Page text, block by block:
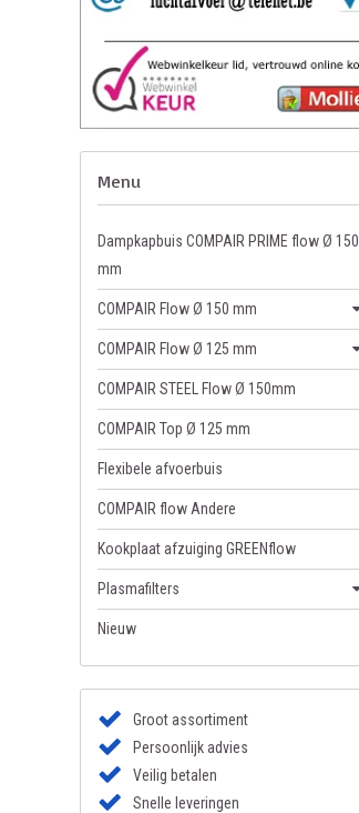
Menu
Dampkapbuis COMPAIR PRIME flow Ø 150
mm
COMPAIR Flow Ø 150 mm
COMPAIR Flow Ø 125 mm
COMPAIR STEEL Flow Ø 150mm
COMPAIR Top Ø 125 mm
Flexibele afvoerbuis
COMPAIR flow Andere
Kookplaat afzuiging GREENflow
Plasmafilters
Nieuw
Groot assortiment
Persoonlijk advies
Veilig betalen
Snelle leveringen